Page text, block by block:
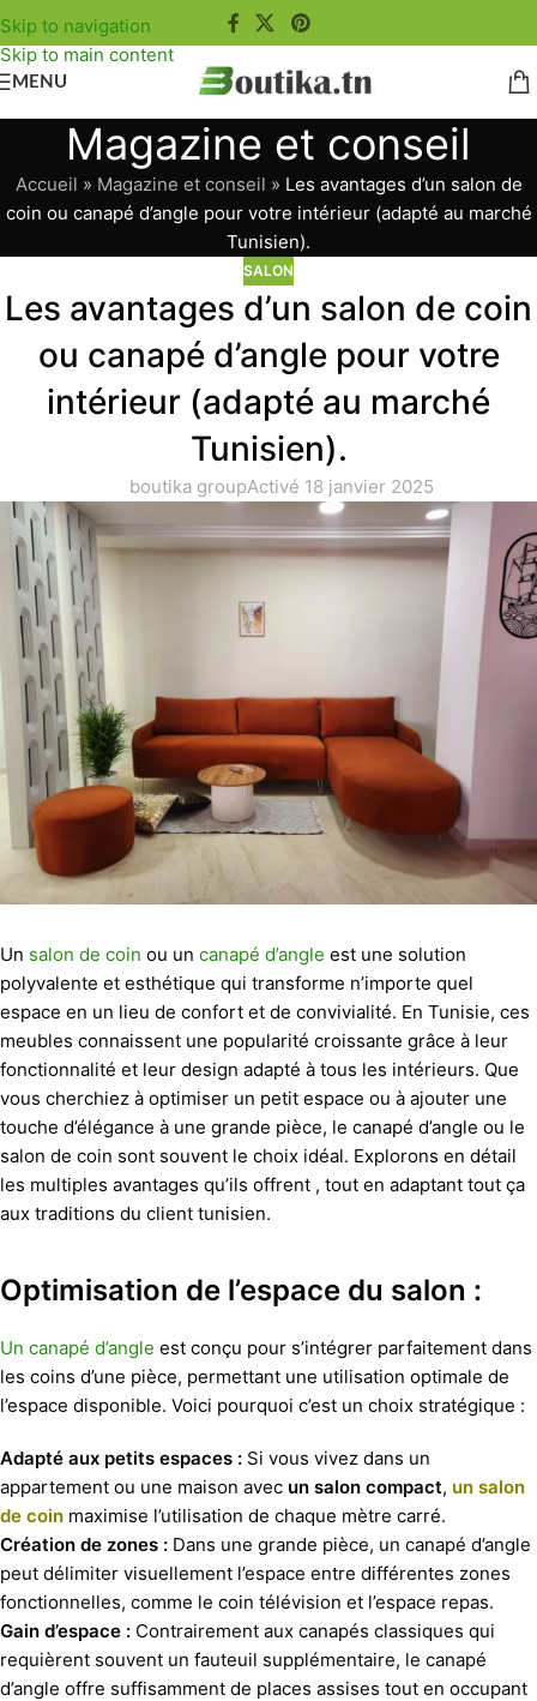
Skip to navigation
Skip to main content
MENU
Magazine et conseil
Accueil » Magazine et conseil » Les avantages d’un salon de
coin ou canapé d’angle pour votre intérieur (adapté au marché
Tunisien).
SALON
Les avantages d’un salon de coin
ou canapé d’angle pour votre
intérieur (adapté au marché
Tunisien).
boutika groupActivé 18 janvier 2025
Un salon de coin ou un canapé d’angle est une solution
polyvalente et esthétique qui transforme n’importe quel
espace en un lieu de confort et de convivialité. En Tunisie, ces
meubles connaissent une popularité croissante grâce à leur
fonctionnalité et leur design adapté à tous les intérieurs. Que
vous cherchiez à optimiser un petit espace ou à ajouter une
touche d’élégance à une grande pièce, le canapé d’angle ou le
salon de coin sont souvent le choix idéal. Explorons en détail
les multiples avantages qu’ils offrent , tout en adaptant tout ça
aux traditions du client tunisien.
Optimisation de l’espace du salon :
Un canapé d’angle est conçu pour s’intégrer parfaitement dans
les coins d’une pièce, permettant une utilisation optimale de
l’espace disponible. Voici pourquoi c’est un choix stratégique :
Adapté aux petits espaces : Si vous vivez dans un
appartement ou une maison avec un salon compact, un salon
de coin maximise l’utilisation de chaque mètre carré.
Création de zones : Dans une grande pièce, un canapé d’angle
peut délimiter visuellement l’espace entre différentes zones
fonctionnelles, comme le coin télévision et l’espace repas.
Gain d’espace : Contrairement aux canapés classiques qui
requièrent souvent un fauteuil supplémentaire, le canapé
d’angle offre suffisamment de places assises tout en occupant